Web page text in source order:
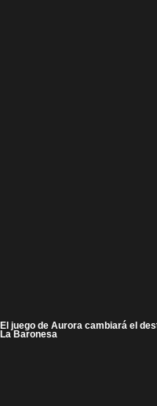
El juego de Aurora cambiará el
La Baronesa